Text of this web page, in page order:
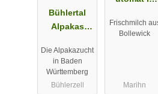
Bühlertal
Alpakas
Die Alpakazucht
in Baden
Württemberg
Bühlerzell
Frischmilch
Bollewick
Marihn